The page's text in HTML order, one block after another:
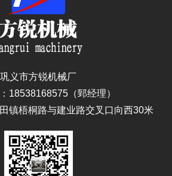
巩义市方锐机械厂
18538168575（郅经理）
镇梧桐路与建业路交叉口向西30米